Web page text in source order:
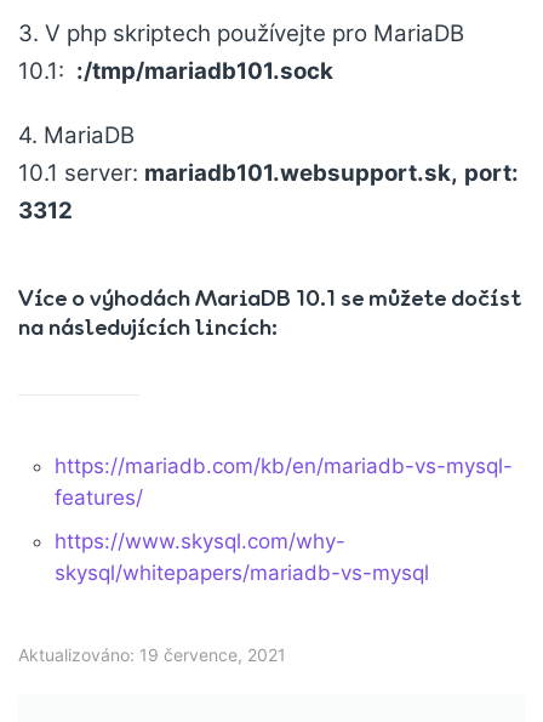
3. V php skriptech používejte pro MariaDB
10.1: :/tmp/mariadb101.sock
4. MariaDB
10.1 server: mariadb101.websupport.sk, port:
3312
Více o výhodách MariaDB 10.1 se můžete dočíst
na následujících lincích:
https://mariadb.com/kb/en/mariadb-vs-mysql-
features/
https://www.skysql.com/why-
skysql/whitepapers/mariadb-vs-mysql
Aktualizováno: 19 července, 2021